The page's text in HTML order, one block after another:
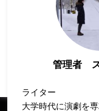
管理者
ライター
大学時代に演劇を